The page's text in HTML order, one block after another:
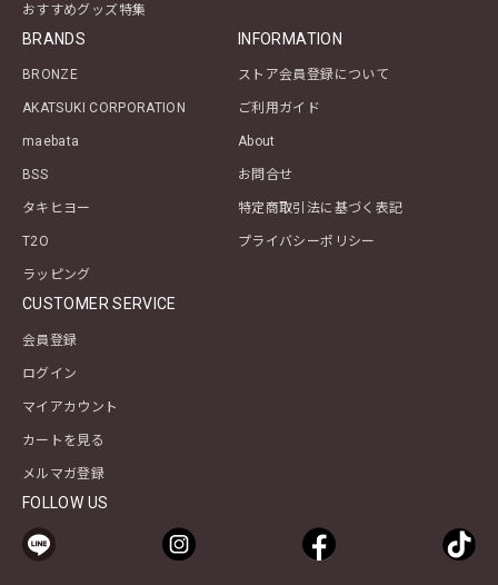
おすすめグッズ特集
BRANDS
BRONZE
AKATSUKI CORPORATION
maebata
BSS
タキヒヨー
T2O
ラッピング
INFORMATION
ストア会員登録について
ご利用ガイド
About
お問合せ
特定商取引法に基づく表記
プライバシーポリシー
CUSTOMER SERVICE
会員登録
ログイン
マイアカウント
カートを見る
メルマガ登録
FOLLOW US